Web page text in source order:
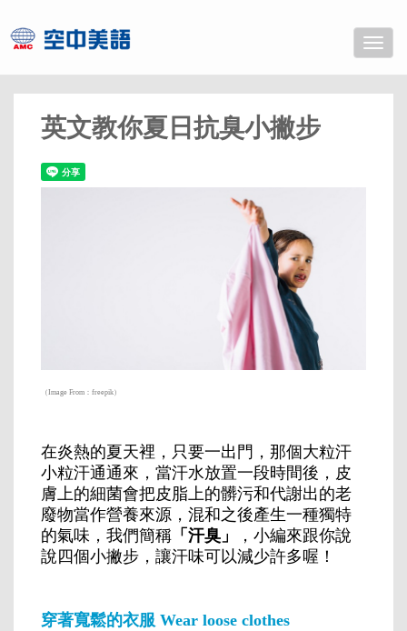
Toggle
英文教你夏日抗臭小撇步
（Image From：freepik）
在炎熱的夏天裡，只要一出門，那個大粒汗
小粒汗通通來，當汗水放置一段時間後，皮
膚上的細菌會把皮脂上的髒污和代謝出的老
廢物當作營養來源，混和之後產生一種獨特
的氣味，我們簡稱 「汗臭」
，小編來跟你說
說四個小撇步，讓汗味可以減少許多喔！
穿著寬鬆的衣服 Wear loose clothes